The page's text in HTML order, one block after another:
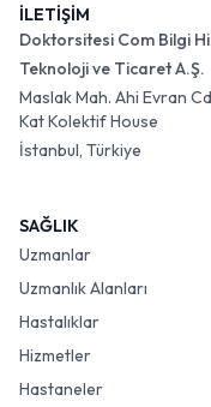
İLETİŞİM
Doktorsitesi Com Bilgi
Teknoloji ve Ticaret A.Ş.
Maslak Mah. Ahi Evran
Kat Kolektif House
İstanbul, Türkiye
SAĞLIK
Uzmanlar
Uzmanlık Alanları
Hastalıklar
Hizmetler
Hastaneler